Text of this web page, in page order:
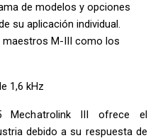
de modelos y opciones
su aplicación individual.
M-III como los
1,6 kHz
Mechatrolink III ofrece el
debido a su respuesta de